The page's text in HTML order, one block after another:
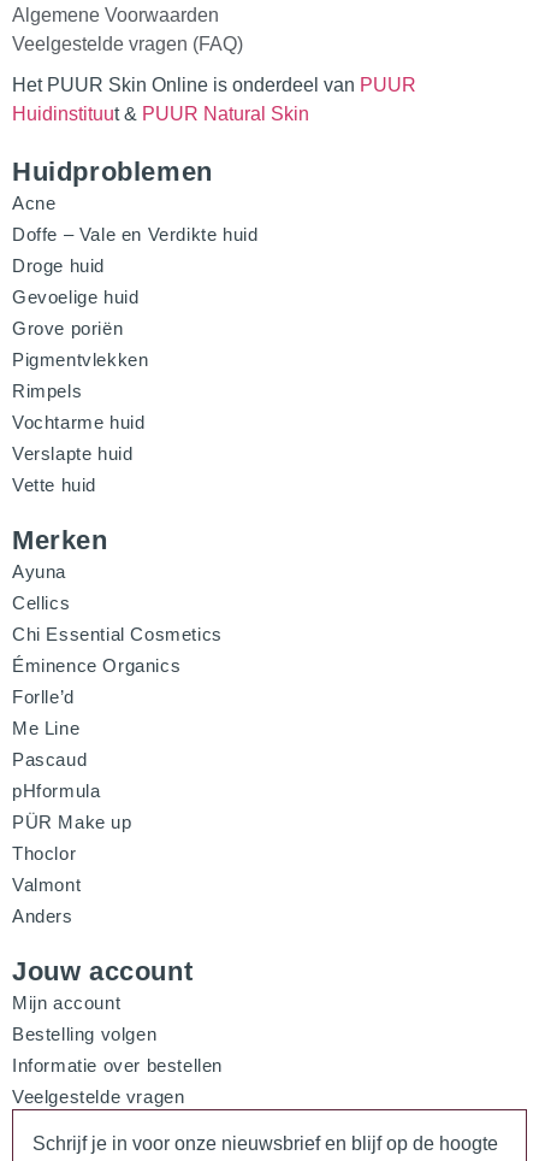
Algemene Voorwaarden
Veelgestelde vragen (FAQ)
Het PUUR Skin Online is onderdeel van PUUR
Huidinstituut & PUUR Natural Skin
Huidproblemen
Acne
Doffe – Vale en Verdikte huid
Droge huid
Gevoelige huid
Grove poriën
Pigmentvlekken
Rimpels
Vochtarme huid
Verslapte huid
Vette huid
Merken
Ayuna
Cellics
Chi Essential Cosmetics
Éminence Organics
Forlle’d
Me Line
Pascaud
pHformula
PÜR Make up
Thoclor
Valmont
Anders
Jouw account
Mijn account
Bestelling volgen
Informatie over bestellen
Veelgestelde vragen
Schrijf je in voor onze nieuwsbrief en blijf op de hoogte